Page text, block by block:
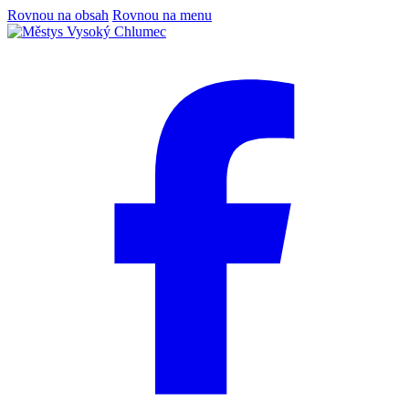
Rovnou na obsah Rovnou na menu